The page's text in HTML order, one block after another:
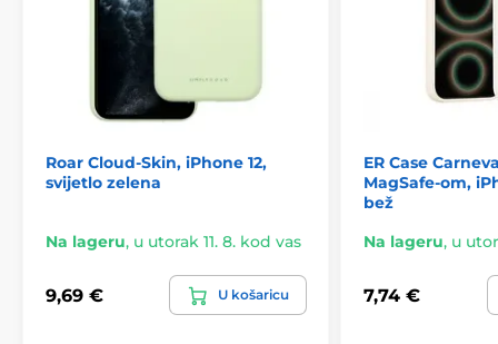
Roar Cloud-Skin, iPhone 12,
svijetlo zelena
Na lageru, u utorak 11. 8. kod vas
9,69 € U košaricu
ER Case
MagSafe-om,
bež
Na lageru, u
7,74 €